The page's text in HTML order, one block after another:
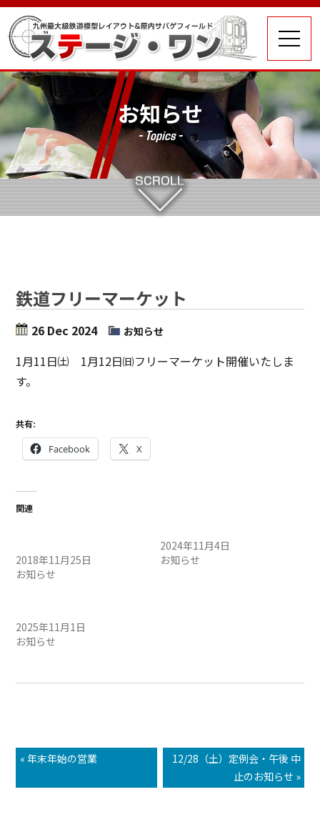
お知らせ
- Topics -
鉄道フリーマーケット
26 Dec 2024 お知らせ
1月11日㈯ 1月12日㈰フリーマーケット開催いたしま
す。
共有:
Facebook X
関連
2018年11月25日
お知らせ
2024年11月4日
お知らせ
2025年11月1日
お知らせ
« 年末年始の営業
12/28（土）定例会・午後 中
止のお知らせ »